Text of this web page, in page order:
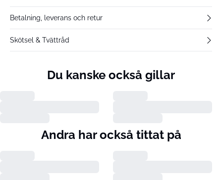
Betalning, leverans och retur
Skötsel & Tvättråd
Du kanske också gillar
Andra har också tittat på